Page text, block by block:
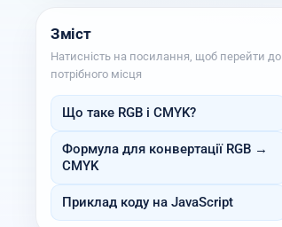
Зміст
Натисність на посилання, щоб перейти до
потрібного місця
Що таке RGB і CMYK?
Формула для конвертації RGB →
CMYK
Приклад коду на JavaScript